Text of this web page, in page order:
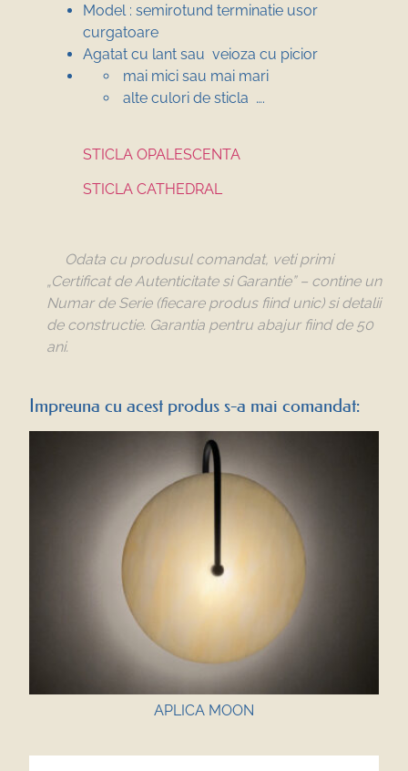
Model : semirotund terminatie usor
curgatoare
Agatat cu lant sau veioza cu picior
mai mici sau mai mari
alte culori de sticla ….
STICLA OPALESCENTA
STICLA CATHEDRAL
Odata cu produsul comandat, veti primi
„Certificat de Autenticitate si Garantie” – contine un
Numar de Serie (fiecare produs fiind unic) si detalii
de constructie. Garantia pentru abajur fiind de 50
ani.
Impreuna cu acest produs s-a mai comandat:
APLICA MOON